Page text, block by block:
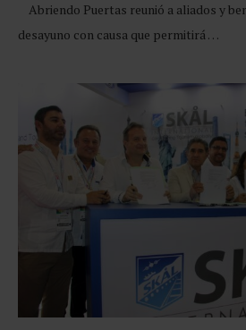
Abriendo Puertas reunió a aliados y
desayuno con causa que permitirá …